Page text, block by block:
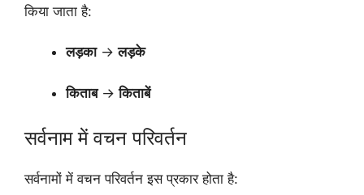
किया जाता है:
लड़का→लड़के
किताब→किताबें
सर्वनाम में वचन परिवर्तन
सर्वनामों में वचन परिवर्तन इस प्रकार होता है: